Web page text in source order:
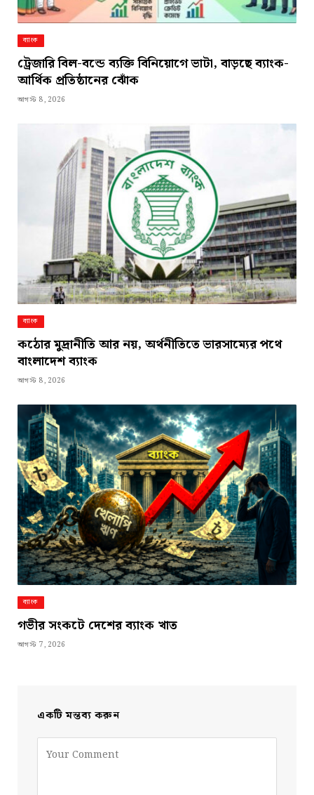
ব্যাংক
ট্রেজারি বিল-বন্ডে ব্যক্তি বিনিয়োগে ভাটা, বাড়ছে ব্যাংক-
আর্থিক প্রতিষ্ঠানের ঝোঁক
আগস্ট 8, 2026
ব্যাংক
কঠোর মুদ্রানীতি আর নয়, অর্থনীতিতে ভারসাম্যের পথে
বাংলাদেশ ব্যাংক
আগস্ট 8, 2026
ব্যাংক
গভীর সংকটে দেশের ব্যাংক খাত
আগস্ট 7, 2026
একটি মন্তব্য করুন